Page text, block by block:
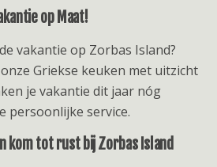
op Maat!
vakantie op Zorbas Island?
Griekse keuken met uitzicht
je vakantie dit jaar nóg
persoonlijke service.
kom tot rust bij Zorbas Island